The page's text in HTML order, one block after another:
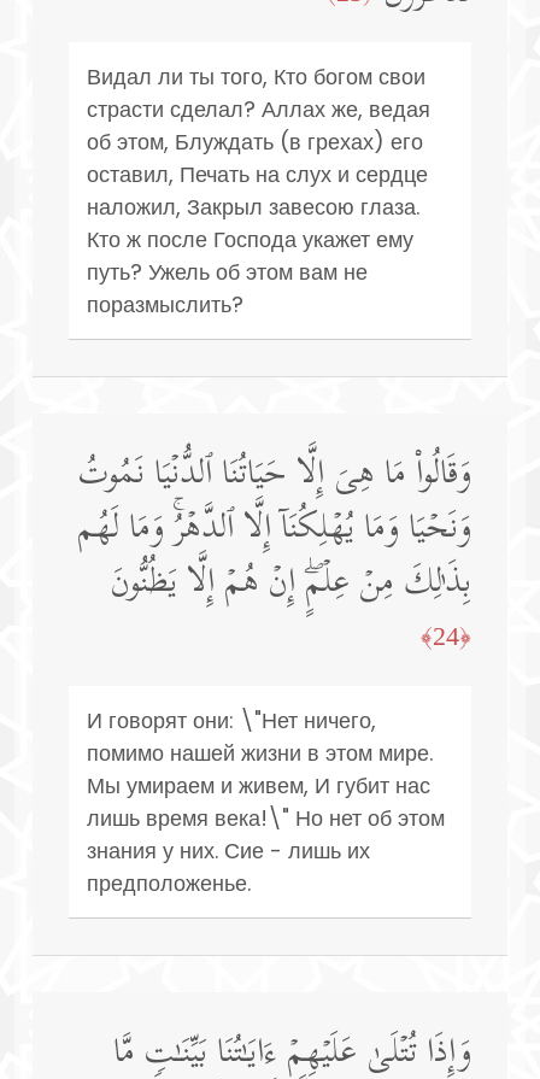
Видал ли ты того, Кто богом свои
страсти сделал? Аллах же, ведая
об этом, Блуждать (в грехах) его
оставил, Печать на слух и сердце
наложил, Закрыл завесою глаза.
Кто ж после Господа укажет ему
путь? Ужель об этом вам не
поразмыслить?
وَقَالُوا۟ مَا هِیَ إِلَّا حَیَاتُنَا ٱلدُّنۡیَا نَمُوتُ
وَنَحۡیَا وَمَا یُهۡلِكُنَاۤ إِلَّا ٱلدَّهۡرُۚ وَمَا لَهُم
بِذَ ٰ⁠لِكَ مِنۡ عِلۡمٍۖ إِنۡ هُمۡ إِلَّا یَظُنُّونَ
﴿24﴾
И говорят они: \"Нет ничего,
помимо нашей жизни в этом мире.
Мы умираем и живем, И губит нас
лишь время века!\" Но нет об этом
знания у них. Сие - лишь их
предположенье.
وَإِذَا تُتۡلَىٰ عَلَیۡهِمۡ ءَایَـٰتُنَا بَیِّنَـٰتࣲ مَّا